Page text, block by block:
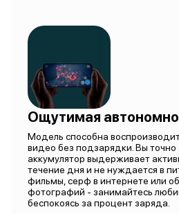
Ощутимая
Модель способна
видео без подзарядки. Вы точно
аккумулятор выдерживает
течение дня и не нуждается в
фильмы, серф в интернете или
фотографий - занимайтесь
беспокоясь за процент заряда.